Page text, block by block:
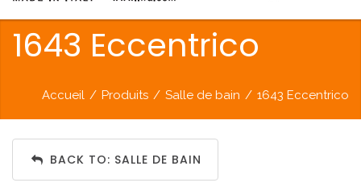
1643 Eccentrico
Accueil / Produits / Salle de bain / 1643 Eccentrico
BACK TO: SALLE DE BAIN